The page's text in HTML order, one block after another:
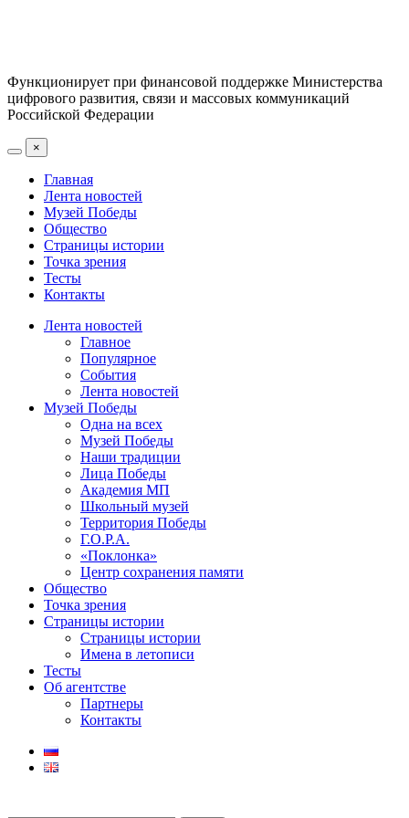
Функционирует при финансовой поддержке Министерства
цифрового развития, связи и массовых коммуникаций
Российской Федерации
×
Главная
Лента новостей
Музей Победы
Общество
Страницы истории
Точка зрения
Тесты
Контакты
Лента новостей
Главное
Популярное
События
Лента новостей
Музей Победы
Одна на всех
Музей Победы
Наши традиции
Лица Победы
Академия МП
Школьный музей
Территория Победы
Г.О.Р.А.
«Поклонка»
Центр сохранения памяти
Общество
Точка зрения
Страницы истории
Страницы истории
Имена в летописи
Тесты
Об агентстве
Партнеры
Контакты